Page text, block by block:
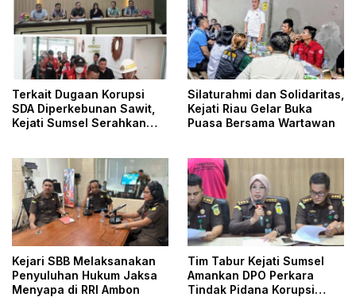
Terkait Dugaan Korupsi
SDA Diperkebunan Sawit,
Kejati Sumsel Serahkan
Silaturahmi dan Solidaritas,
Kejati Riau Gelar Buka
Puasa Bersama Wartawan
Kejari SBB Melaksanakan
Penyuluhan Hukum Jaksa
Menyapa di RRI Ambon
Tim Tabur Kejati Sumsel
Amankan DPO Perkara
Tindak Pidana Korupsi